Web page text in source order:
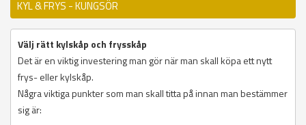
KYL & FRYS - KUNGSÖR
Välj rätt kylskåp och frysskåp
Det är en viktig investering man gör när man skall köpa ett nytt
frys- eller kylskåp.
Några viktiga punkter som man skall titta på innan man bestämmer
sig är: